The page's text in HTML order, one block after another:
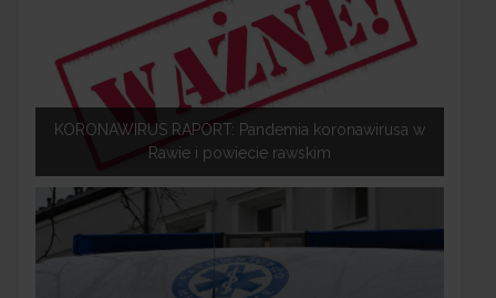
KORONAWIRUS RAPORT: Pandemia koronawirusa w
Rawie i powiecie rawskim